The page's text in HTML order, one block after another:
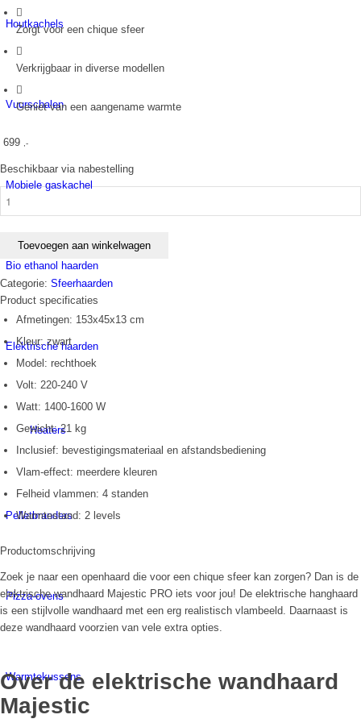
Houtkachels
Vuurschalen
Mobiele gaskachel
Bio ethanol haarden
Elektrische haarden
Heaters
Pelletbranders
Pizza-ovens
Warmtekussens
Zorgt voor een chique sfeer
Verkrijgbaar in diverse modellen
Geniet van een aangename warmte
699 ,-
Beschikbaar via nabestelling
Elektrische
PRO
153x45x13
cm
aantal
Toevoegen aan winkelwagen
Categorie: Sfeerhaarden
Product specificaties
Afmetingen: 153x45x13 cm
Kleur: zwart
Model: rechthoek
Volt: 220-240 V
Watt: 1400-1600 W
Gewicht: 21 kg
Inclusief: bevestigingsmateriaal en afstandsbediening
Vlam-effect: meerdere kleuren
Felheid vlammen: 4 standen
Warmtestand: 2 levels
Productomschrijving
Zoek je naar een openhaard die voor een chique sfeer kan zorgen? Dan is de
elektrische wandhaard Majestic PRO iets voor jou! De elektrische hanghaard
is een stijlvolle wandhaard met een erg realistisch vlambeeld. Daarnaast is
deze wandhaard voorzien van vele extra opties.
Over de elektrische wandhaard
Majestic